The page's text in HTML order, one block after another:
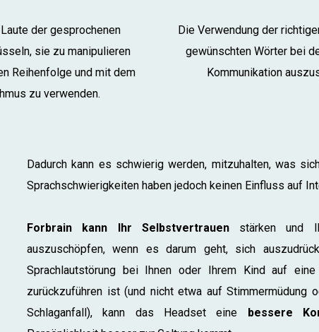
der gesprochenen
sie zu manipulieren
Reihenfolge und mit dem
zu verwenden.
Die Verwendung der
gewünschten Wörter bei
Kommunikation
Dadurch kann es schwierig werden, mitzuhalten, was
Sprachschwierigkeiten haben jedoch keinen Einfluss auf
Forbrain kann Ihr Selbstvertrauenstärken und
auszuschöpfen, wenn es darum geht, sich
Sprachlautstörung bei Ihnen oder Ihrem Kind auf eine
zurückzuführen ist (und nicht etwa auf Stimmermüdung
Schlaganfall), kann das Headset eine bessere